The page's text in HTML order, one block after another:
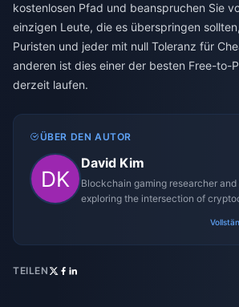
kostenlosen Pfad und beanspruchen Sie
einzigen Leute, die es überspringen
Puristen und jeder mit null Toleranz für
anderen ist dies einer der besten Free-to-
derzeit laufen.
ÜBER DEN AUTOR
David Kim
Blockchain gaming researcher
exploring the intersection of
TEILEN